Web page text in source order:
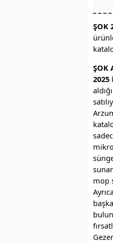
ŞOK
ŞOK
2025
mop